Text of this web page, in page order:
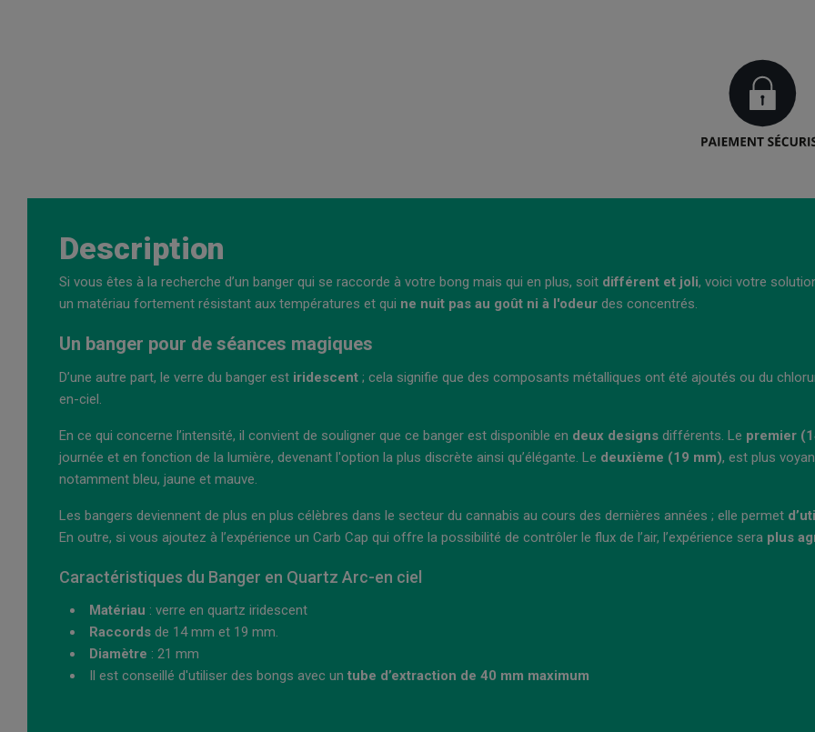
Description
Si vous êtes à la recherche d’un banger qui se raccorde à votre bong mais qui en plus, soit différent et joli, voici votre
un matériau fortement résistant aux températures et qui ne nuit pas au goût ni à l'odeur des concentrés.
Un banger pour de séances magiques
D’une autre part, le verre du banger est iridescent ; cela signifie que des composants métalliques ont été ajoutés ou du
en-ciel.
En ce qui concerne l’intensité, il convient de souligner que ce banger est disponible en deux designs différents. Le premier
journée et en fonction de la lumière, devenant l'option la plus discrète ainsi qu’élégante. Le deuxième (19 mm), est plus
notamment bleu, jaune et mauve.
Les bangers deviennent de plus en plus célèbres dans le secteur du cannabis au cours des dernières années ; elle permet
En outre, si vous ajoutez à l’expérience un Carb Cap qui offre la possibilité de contrôler le flux de l’air, l’expérience sera plus
Caractéristiques du Banger en Quartz Arc-en ciel
Matériau : verre en quartz iridescent
Raccords de 14 mm et 19 mm.
Diamètre : 21 mm
Il est conseillé d'utiliser des bongs avec un tube d’extraction de 40 mm maximum